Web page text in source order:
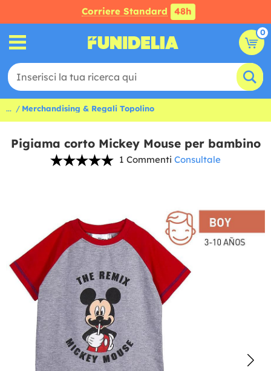
Corriere Standard 48h
0
... Merchandising & Regali Topolino
Pigiama corto Mickey Mouse per bambino
1 Commenti Consultale